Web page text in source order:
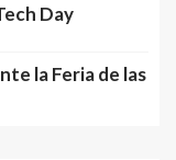
Day
la Feria de las